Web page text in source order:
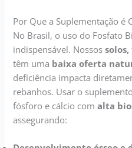
Por Que a Suplementação é
No Brasil, o uso do Fosfato
indispensável. Nossos
têm uma baixa oferta
deficiência impacta
rebanhos. Usar o
fósforo e cálcio comalta
assegurando: